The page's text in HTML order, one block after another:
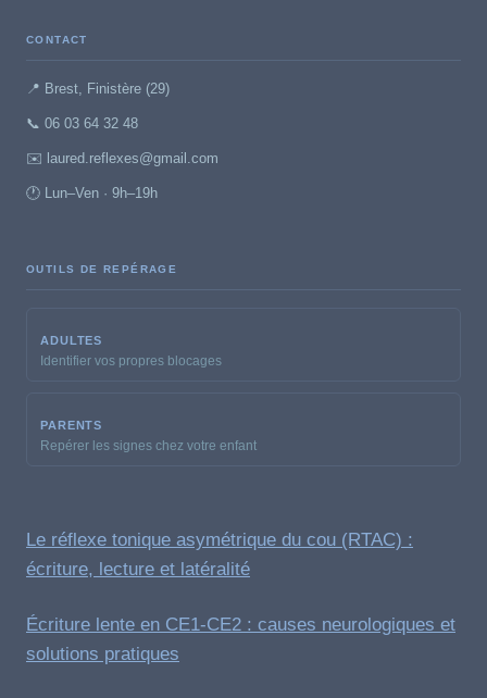
CONTACT
📍 Brest, Finistère (29)
📞 06 03 64 32 48
✉️ laured.reflexes@gmail.com
🕐 Lun–Ven · 9h–19h
OUTILS DE REPÉRAGE
ADULTES
Identifier vos propres blocages
PARENTS
Repérer les signes chez votre enfant
Le réflexe tonique asymétrique du cou (RTAC) :
écriture, lecture et latéralité
Écriture lente en CE1-CE2 : causes neurologiques et
solutions pratiques